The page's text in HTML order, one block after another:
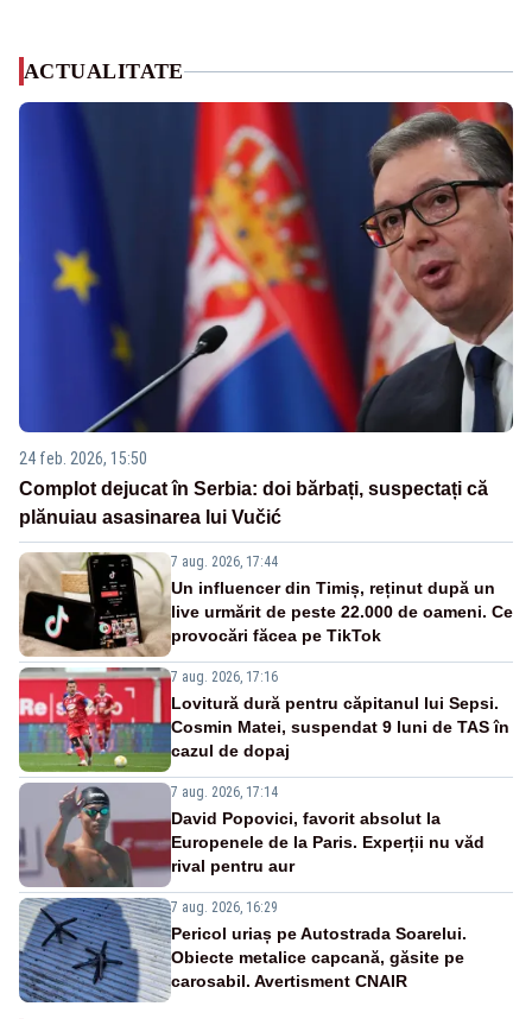
ACTUALITATE
24 feb. 2026, 15:50
Complot dejucat în Serbia: doi bărbați, suspectați că
plănuiau asasinarea lui Vučić
7 aug. 2026, 17:44
Un influencer din Timiș, reținut după un
live urmărit de peste 22.000 de oameni. Ce
provocări făcea pe TikTok
7 aug. 2026, 17:16
Lovitură dură pentru căpitanul lui Sepsi.
Cosmin Matei, suspendat 9 luni de TAS în
cazul de dopaj
7 aug. 2026, 17:14
David Popovici, favorit absolut la
Europenele de la Paris. Experții nu văd
rival pentru aur
7 aug. 2026, 16:29
Pericol uriaș pe Autostrada Soarelui.
Obiecte metalice capcană, găsite pe
carosabil. Avertisment CNAIR